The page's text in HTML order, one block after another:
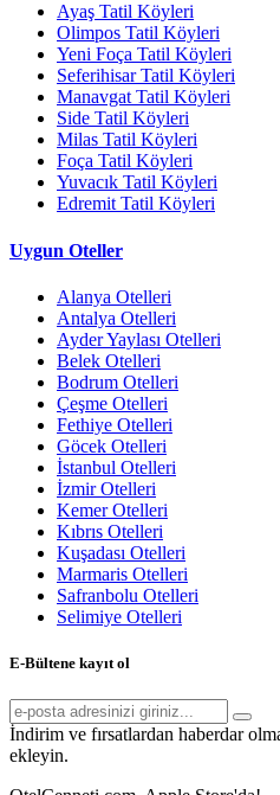
Ayaş Tatil Köyleri
Olimpos Tatil Köyleri
Yeni Foça Tatil Köyleri
Seferihisar Tatil Köyleri
Manavgat Tatil Köyleri
Side Tatil Köyleri
Milas Tatil Köyleri
Foça Tatil Köyleri
Yuvacık Tatil Köyleri
Edremit Tatil Köyleri
Uygun Oteller
Alanya Otelleri
Antalya Otelleri
Ayder Yaylası Otelleri
Belek Otelleri
Bodrum Otelleri
Çeşme Otelleri
Fethiye Otelleri
Göcek Otelleri
İstanbul Otelleri
İzmir Otelleri
Kemer Otelleri
Kıbrıs Otelleri
Kuşadası Otelleri
Marmaris Otelleri
Safranbolu Otelleri
Selimiye Otelleri
E-Bültene kayıt ol
İndirim ve fırsatlardan haberdar
ekleyin.